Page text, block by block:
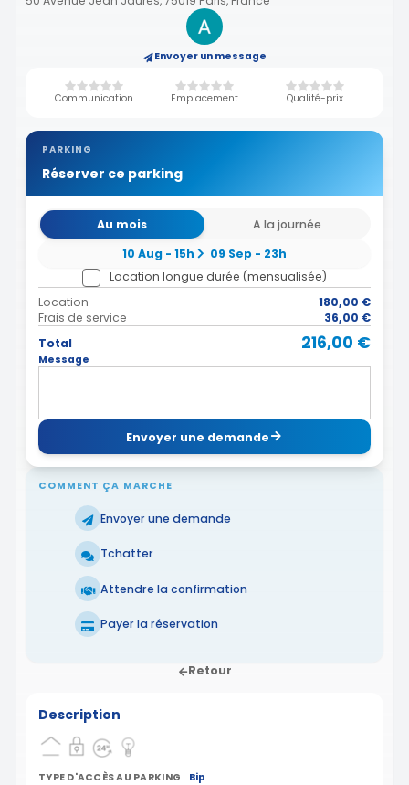
Envoyer un message
Communication Emplacement Qualité-prix
PARKING
Réserver ce parking
Au mois
A la journée
10 Aug - 15h
09 Sep - 23h
Location longue durée (mensualisée)
Location
180,00 €
Frais de service
36,00 €
Total
216,00 €
Message
Envoyer une demande
COMMENT ÇA MARCHE
Envoyer une demande
Tchatter
Attendre la confirmation
Payer la réservation
Retour
Description
TYPE D'ACCÈS AU PARKING Bip